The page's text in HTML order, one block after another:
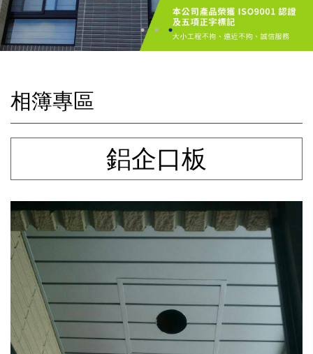
相簿專區
鋁企口板